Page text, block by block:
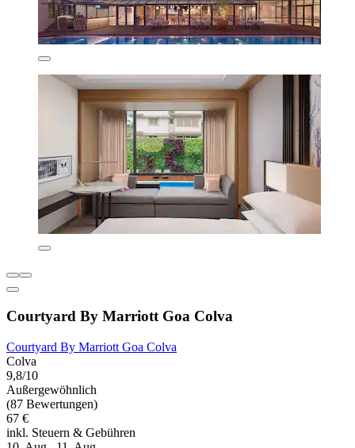
Courtyard By Marriott Goa Colva
Courtyard By Marriott Goa Colva
Colva
9,8/10
Außergewöhnlich
(87 Bewertungen)
67 €
inkl. Steuern & Gebühren